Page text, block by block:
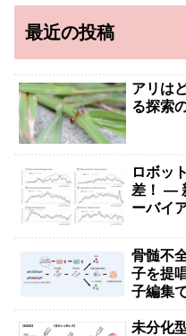
最近の投稿
アリは
る探索
ロボッ
差！ —
ーバイ
骨髄不
子を提
子編集
未分化